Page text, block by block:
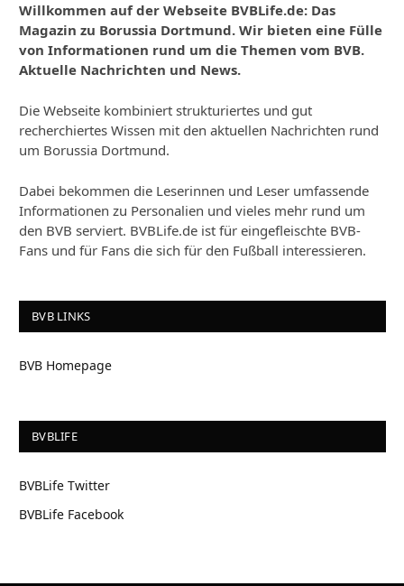
Willkommen auf der Webseite BVBLife.de: Das
Magazin zu Borussia Dortmund. Wir bieten eine Fülle
von Informationen rund um die Themen vom BVB.
Aktuelle Nachrichten und News.
Die Webseite kombiniert strukturiertes und gut
recherchiertes Wissen mit den aktuellen Nachrichten rund
um Borussia Dortmund.
Dabei bekommen die Leserinnen und Leser umfassende
Informationen zu Personalien und vieles mehr rund um
den BVB serviert. BVBLife.de ist für eingefleischte BVB-
Fans und für Fans die sich für den Fußball interessieren.
BVB LINKS
BVB Homepage
BVBLIFE
BVBLife Twitter
BVBLife Facebook